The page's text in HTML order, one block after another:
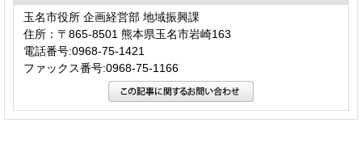
玉名市役所 企画経営部 地域振興課
住所：〒865-8501 熊本県玉名市岩崎163
電話番号:0968-75-1421
ファックス番号:0968-75-1166